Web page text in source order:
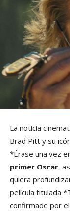
La noticia
Brad Pitt y su
*Érase una vez
primer Oscar,
quiera
película titulada
confirmado por